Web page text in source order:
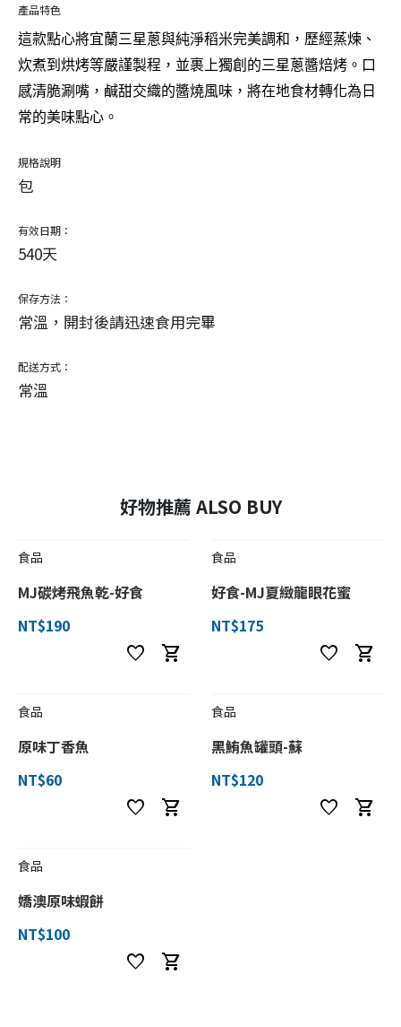
產品特色
這款點心將宜蘭三星蔥與純淨稻米完美調和，歷經蒸煉、
炊煮到烘烤等嚴謹製程，並裹上獨創的三星蔥醬焙烤。口
感清脆涮嘴，鹹甜交織的醬燒風味，將在地食材轉化為日
常的美味點心。
規格說明
包
有效日期：
540天
保存方法：
常溫，開封後請迅速食用完畢
配送方式：
常溫
好物推薦 ALSO BUY
食品
MJ碳烤飛魚乾-好食
NT$190
favorite shopping_cart
食品
好食-MJ夏緻龍眼花蜜
NT$175
favorite shopping_cart
食品
原味丁香魚
NT$60
favorite shopping_cart
食品
黑鮪魚罐頭-蘇
NT$120
favorite shopping_cart
食品
嬌澳原味蝦餅
NT$100
favorite shopping_cart